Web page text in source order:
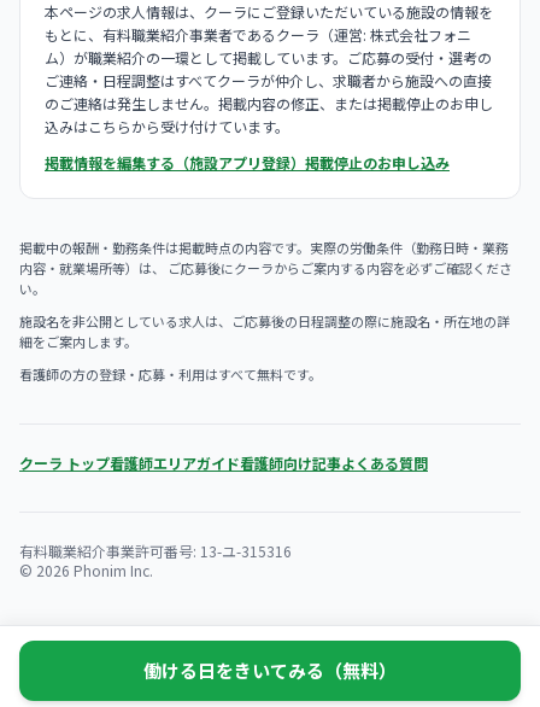
本ページの求人情報は、クーラにご登録いただいている施設の情報を
もとに、有料職業紹介事業者であるクーラ（運営: 株式会社フォニ
ム）が職業紹介の一環として掲載しています。ご応募の受付・選考の
ご連絡・日程調整はすべてクーラが仲介し、求職者から施設への直接
のご連絡は発生しません。掲載内容の修正、または掲載停止のお申し
込みはこちらから受け付けています。
掲載情報を編集する（施設アプリ登録） 掲載停止のお申し込み
掲載中の報酬・勤務条件は掲載時点の内容です。実際の労働条件（勤務日時・業務
内容・就業場所等）は、 ご応募後にクーラからご案内する内容を必ずご確認くださ
い。
施設名を非公開としている求人は、ご応募後の日程調整の際に施設名・所在地の詳
細をご案内します。
看護師の方の登録・応募・利用はすべて無料です。
クーラ トップ看護師エリアガイド看護師向け記事よくある質問
有料職業紹介事業許可番号: 13-ユ-315316
© 2026 Phonim Inc.
働ける日をきいてみる（無料）